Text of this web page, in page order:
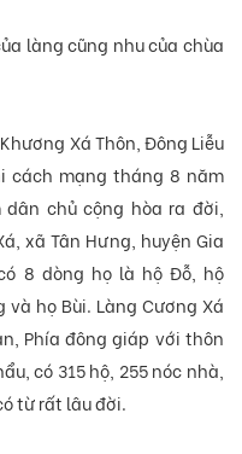
làng cũng nhu của chùa
Xá Thôn, Đông Liễu
cách mạng tháng 8 năm
chủ cộng hòa ra đời,
xã Tân Hưng, huyện Gia
8 dòng họ là hộ Đỗ, hộ
và họ Bùi. Làng Cương Xá
Phía đông giáp với thôn
có 315 hộ, 255 nóc nhà,
từ rất lâu đời.